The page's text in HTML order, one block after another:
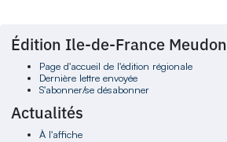
Édition Ile-de-France Meudon
Page d'accueil de l'édition régionale
Dernière lettre envoyée
S'abonner/se désabonner
Actualités
À l'affiche